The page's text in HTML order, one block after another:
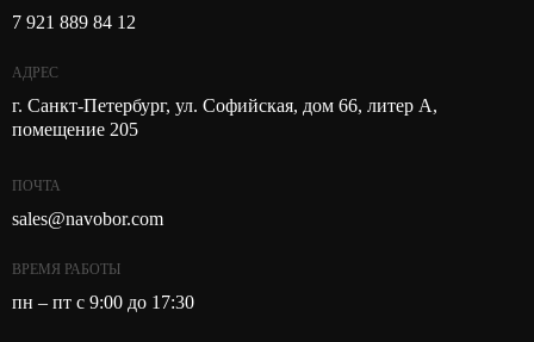
7 921 889 84 12
АДРЕС
г. Санкт-Петербург, ул. Софийская, дом 66, литер А,
помещение 205
ПОЧТА
sales@navobor.com
ВРЕМЯ РАБОТЫ
пн – пт с 9:00 до 17:30